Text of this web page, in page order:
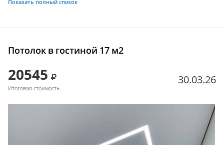
Показать полный список
Потолок в гостиной 17 м2
20545
Итоговая стоимость
30.03.26